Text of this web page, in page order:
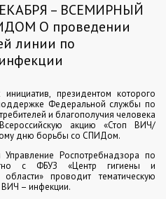
– ВСЕМИРНЫЙ
О проведении
линии по
президентом которого
Федеральной службы по
и благополучия человека
акцию «Стоп ВИЧ/
дню борьбы со СПИДом.
Роспотребнадзора по
с ФБУЗ «Центр гигиены и
проводит тематическую
– инфекции.